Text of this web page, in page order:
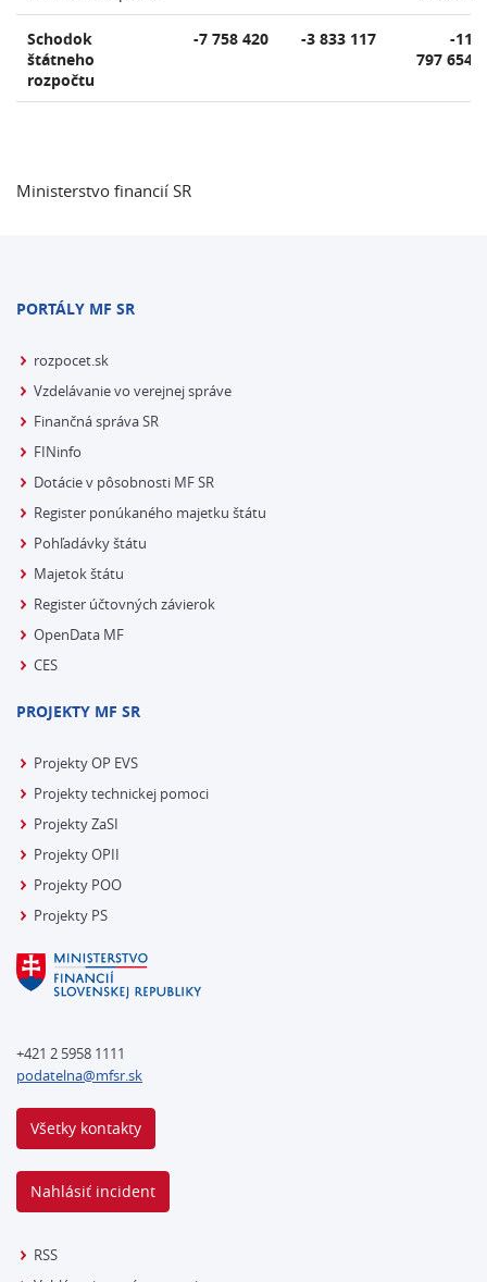
Schodok
štátneho
rozpočtu
-7 758 420 -3 833 117
-11
797 654
Ministerstvo financií SR
PORTÁLY MF SR
rozpocet.sk
Vzdelávanie vo verejnej správe
Finančná správa SR
FINinfo
Dotácie v pôsobnosti MF SR
Register ponúkaného majetku štátu
Pohľadávky štátu
Majetok štátu
Register účtovných závierok
OpenData MF
CES
PROJEKTY MF SR
Projekty OP EVS
Projekty technickej pomoci
Projekty ZaSI
Projekty OPII
Projekty POO
Projekty PS
+421 2 5958 1111
podatelna@mfsr.sk
Všetky kontakty
Nahlásiť incident
RSS